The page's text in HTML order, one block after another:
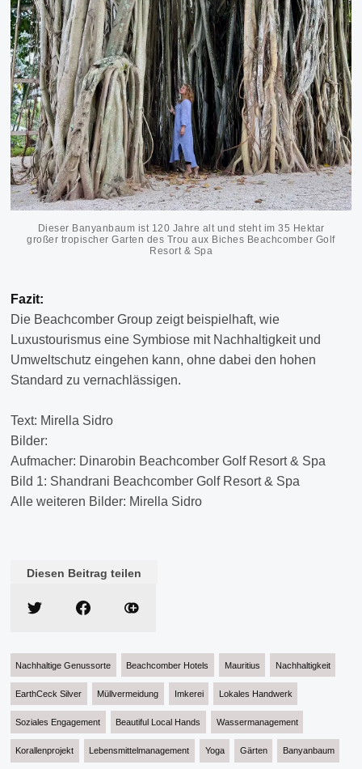
Dieser Banyanbaum ist 120 Jahre alt und steht im 35 Hektar
großer tropischer Garten des Trou aux Biches Beachcomber Golf
Resort & Spa
Fazit:
Die Beachcomber Group zeigt beispielhaft, wie
Luxustourismus eine Symbiose mit Nachhaltigkeit und
Umweltschutz eingehen kann, ohne dabei den hohen
Standard zu vernachlässigen.
Text: Mirella Sidro
Bilder:
Aufmacher: Dinarobin Beachcomber Golf Resort & Spa
Bild 1: Shandrani Beachcomber Golf Resort & Spa
Alle weiteren Bilder: Mirella Sidro
Diesen Beitrag teilen
Nachhaltige Genussorte Beachcomber Hotels Mauritius Nachhaltigkeit
EarthCeck Silver Müllvermeidung Imkerei Lokales Handwerk
Soziales Engagement Beautiful Local Hands Wassermanagement
Korallenprojekt Lebensmittelmanagement Yoga Gärten Banyanbaum